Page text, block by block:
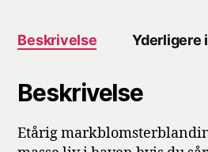
Beskrivelse Yderligere
Beskrivelse
Etårig